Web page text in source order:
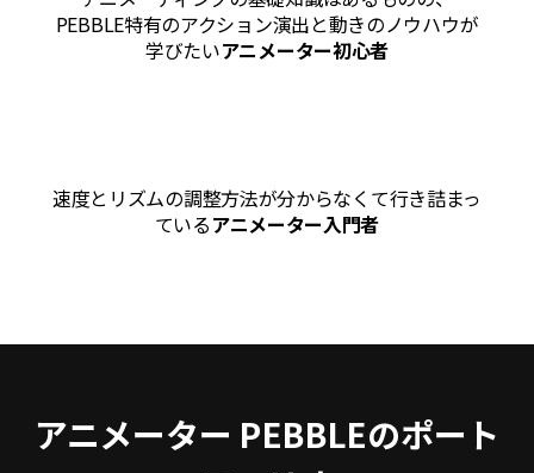
PEBBLE特有のアクション演出と動きのノウハウが
学びたいアニメーター初心者
速度とリズムの調整方法が分からなくて行き詰まっ
ているアニメーター入門者
アニメーター PEBBLEのポート